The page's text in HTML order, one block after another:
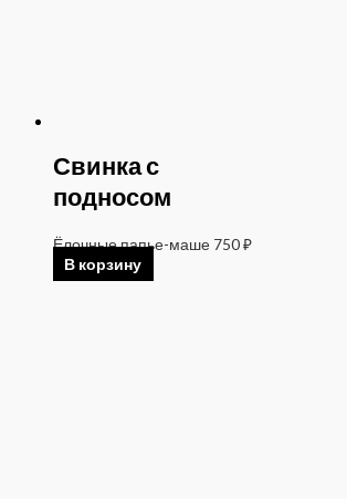
Свинка с
подносом
Ёлочные папье-маше 750₽
В корзину